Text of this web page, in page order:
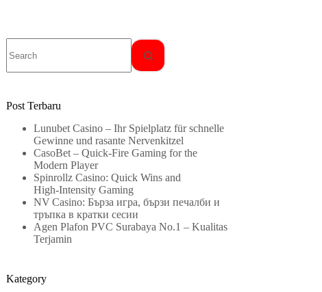
results
Post Terbaru
Lunubet Casino – Ihr Spielplatz für schnelle
Gewinne und rasante Nervenkitzel
CasoBet – Quick‑Fire Gaming for the
Modern Player
Spinrollz Casino: Quick Wins and
High‑Intensity Gaming
NV Casino: Бърза игра, бързи печалби и
тръпка в кратки сесии
Agen Plafon PVC Surabaya No.1 – Kualitas
Terjamin
Kategory